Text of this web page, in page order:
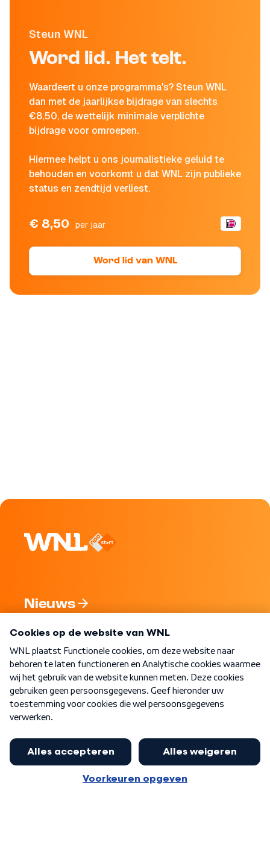
Steun WNL
Word lid. Het telt.
Waardeert u onze programma's? Steun WNL
dan met de jaarlijkse bijdrage van slechts
€8,50, de wettelijk minimale verplichte
bijdrage voor omroepen.
Hiermee helpt u ons journalistieke geluid te
behouden en voorkomt u dat WNL zijn publieke
status en zendtijd verliest.
€ 8,50 per jaar
Word lid van WNL
Nieuws
Nieuwsbrief
Word Lid